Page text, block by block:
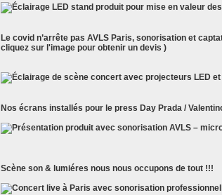
Le covid n’arrête pas AVLS Paris, sonorisation et
cliquez sur l'image pour obtenir un devis )
Nos écrans installés pour le press Day Prada /
Scène son & lumiéres nous nous occupons de tout !!!